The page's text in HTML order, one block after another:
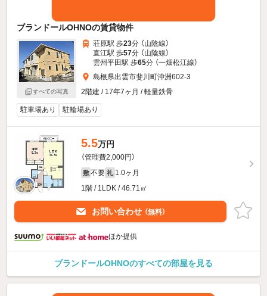
ブランドールOHNOの賃貸物件
すべての写真
荘原駅 歩23分 （山陰線）
直江駅 歩57分 （山陰線）
雲州平田駅 歩65分 （一畑松江線）
島根県出雲市斐川町沖洲602-3
2階建 / 17年7ヶ月 / 軽量鉄骨
駐車場あり 駐輪場あり
5.5万円
（管理費2,000円）
敷 不要 礼 1.0ヶ月
1階 / 1LDK / 46.71㎡
お問い合わせ （無料）
ほか提供
ブランドールOHNOのすべての部屋を見る